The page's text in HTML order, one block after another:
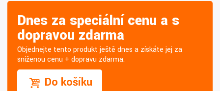
Dnes za speciální cenu a s
dopravou zdarma
Objednejte tento produkt ještě dnes a získáte jej za
sníženou cenu + dopravu zdarma.
Do košíku